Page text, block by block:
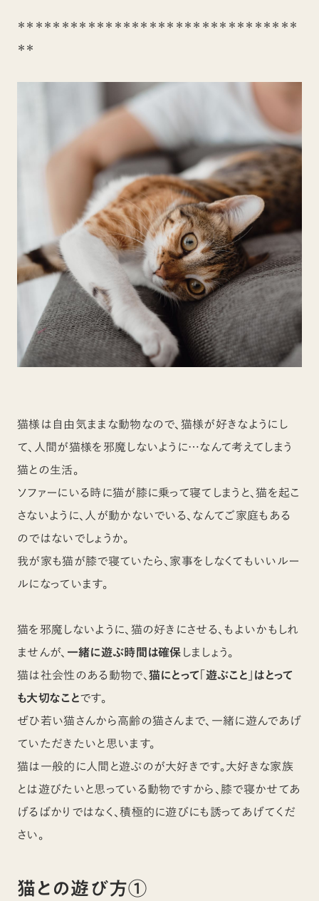
＊＊＊＊＊＊＊＊＊＊＊＊＊＊＊＊＊＊＊＊＊＊＊＊＊＊＊＊＊＊＊＊
＊＊
猫様は自由気ままな動物なので、猫様が好きなようにし
て、人間が猫様を邪魔しないように…なんて考えてしまう
猫との生活。
ソファーにいる時に猫が膝に乗って寝てしまうと、猫を起こ
さないように、人が動かないでいる、なんてご家庭もある
のではないでしょうか。
我が家も猫が膝で寝ていたら、家事をしなくてもいいルー
ルになっています。
猫を邪魔しないように、猫の好きにさせる、もよいかもしれ
ませんが、 一緒に遊ぶ時間は確保 しましょう。
猫は社会性のある動物で、 猫にとって「遊ぶこと」はとって
も大切なことです。
ぜひ若い猫さんから高齢の猫さんまで、一緒に遊んであげ
ていただきたいと思います。
猫は一般的に人間と遊ぶのが大好きです。大好きな家族
とは遊びたいと思っている動物ですから、膝で寝かせてあ
げるばかりではなく、積極的に遊びにも誘ってあげてくだ
さい。
猫との遊び方①